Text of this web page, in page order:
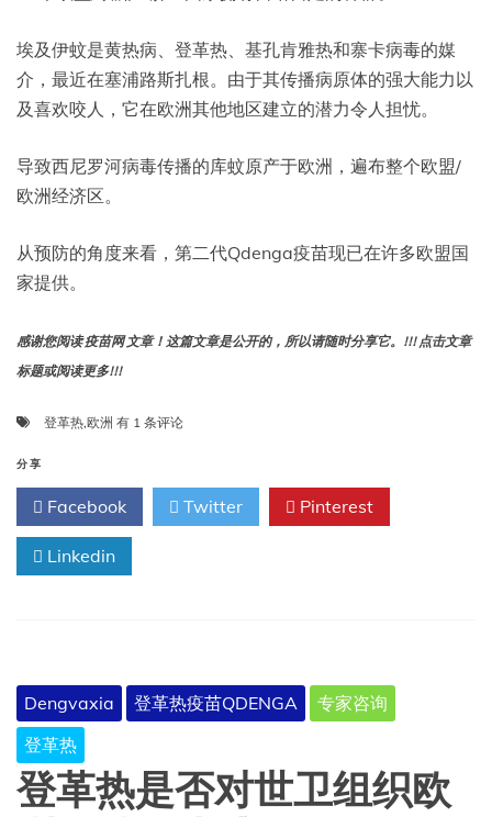
埃及伊蚊是黄热病、登革热、基孔肯雅热和寨卡病毒的媒
介，最近在塞浦路斯扎根。由于其传播病原体的强大能力以
及喜欢咬人，它在欧洲其他地区建立的潜力令人担忧。
导致西尼罗河病毒传播的库蚊原产于欧洲，遍布整个欧盟/
欧洲经济区。
从预防的角度来看，第二代Qdenga疫苗现已在许多欧盟国
家提供。
感谢您阅读 疫苗网 文章！这篇文章是公开的，所以请随时分享它。!!! 点击文章
标题或阅读更多!!!
登革热,欧洲 欧
登
革
热
险
加
有 1 条评论
分享
Facebook Twitter Pinterest
Linkedin
Dengvaxia 登革热疫苗QDENGA
专家咨询
登革热
登革热是否对世卫组织欧